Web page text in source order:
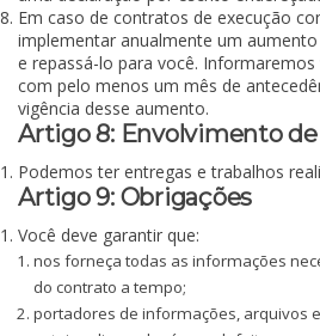
Em caso de contratos de execução
implementar anualmente um
e repassá-lo para você.
com pelo menos um mês de
vigência desse aumento.
Artigo 8: Envolvimento
Podemos ter entregas e trabalhos
Artigo 9: Obrigações
Você deve garantir que:
nos forneça todas as informações
do contrato a tempo;
portadores de informações, arquivos